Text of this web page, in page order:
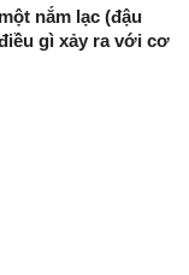
nắm lạc (đậu
gì xảy ra với cơ